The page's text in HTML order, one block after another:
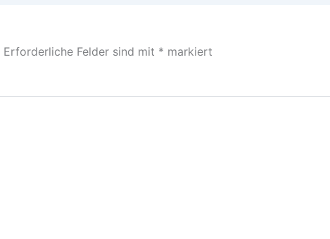
Erforderliche Felder sind mit * markiert